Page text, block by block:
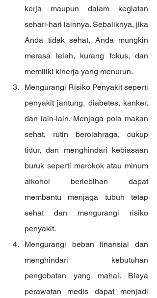
kerja maupun dalam kegiatan
sehari-hari lainnya. Sebaliknya, jika
Anda tidak sehat, Anda mungkin
merasa lelah, kurang fokus, dan
memiliki kinerja yang menurun.
Mengurangi Risiko Penyakit seperti
penyakit jantung, diabetes, kanker,
dan lain-lain. Menjaga pola makan
sehat, rutin berolahraga, cukup
tidur, dan menghindari kebiasaan
buruk seperti merokok atau minum
alkohol berlebihan dapat
membantu menjaga tubuh tetap
sehat dan mengurangi risiko
penyakit.
Mengurangi beban finansial dan
menghindari kebutuhan
pengobatan yang mahal. Biaya
perawatan medis dapat menjadi